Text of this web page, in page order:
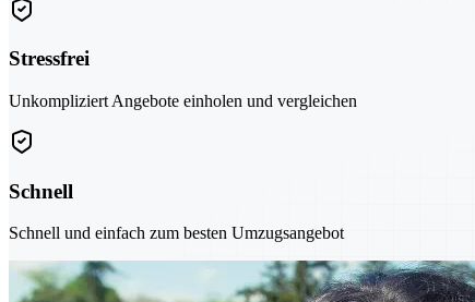
Stressfrei
Unkompliziert Angebote einholen und vergleichen
Schnell
Schnell und einfach zum besten Umzugsangebot